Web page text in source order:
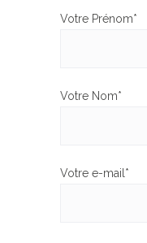
Votre Prénom*
Votre Nom*
Votre e-mail*